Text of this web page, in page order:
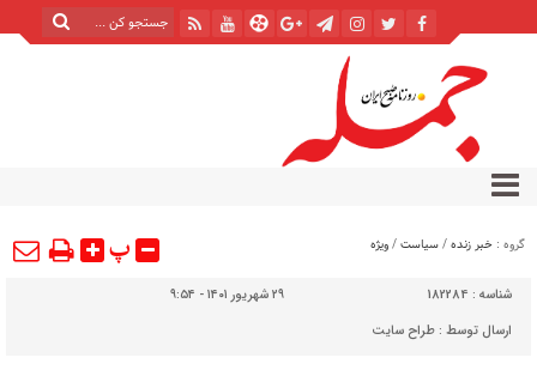
گروه : خبر زنده/سیاست/ویژه پ
شناسه : 182284
۲۹ شهریور ۱۴۰۱ - ۹:۵۴
ارسال توسط : طراح سایت